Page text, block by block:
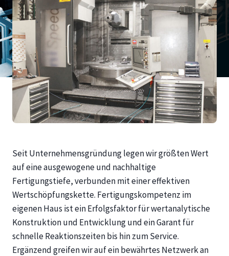
Seit Unternehmensgründung legen wir größten Wert
auf eine ausgewogene und nachhaltige
Fertigungstiefe, verbunden mit einer effektiven
Wertschöpfungskette. Fertigungskompetenz im
eigenen Haus ist ein Erfolgsfaktor für wertanalytische
Konstruktion und Entwicklung und ein Garant für
schnelle Reaktionszeiten bis hin zum Service.
Ergänzend greifen wir auf ein bewährtes Netzwerk an